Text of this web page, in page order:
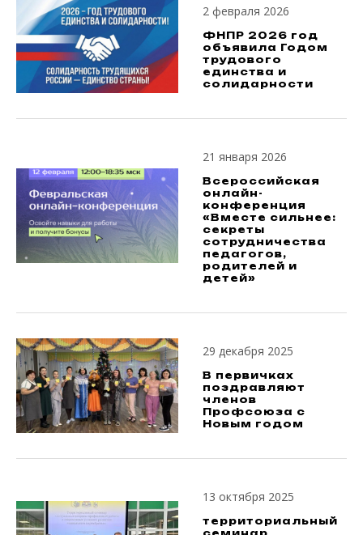
2 февраля 2026
ФНПР 2026 год
объявила Годом
трудового
единства и
солидарности
21 января 2026
Всероссийская
онлайн-
конференция
«Вместе сильнее:
секреты
сотрудничества
педагогов,
родителей и
детей»
29 декабря 2025
В первичках
поздравляют
членов
Профсоюза с
Новым годом
13 октября 2025
территориальный